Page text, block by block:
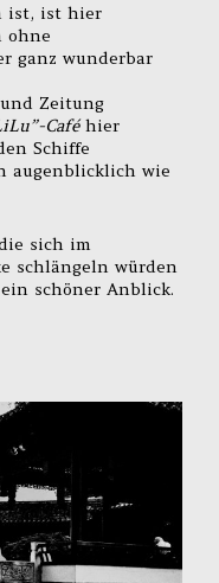
ist, ist hier
ohne
ganz wunderbar
Zeitung
Caféhier
Schiffe
augenblicklich wie
sich im
schlängeln würden
schöner Anblick.